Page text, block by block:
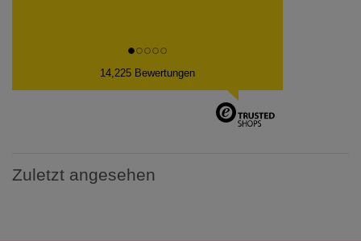
14,225 Bewertungen
Zuletzt angesehen